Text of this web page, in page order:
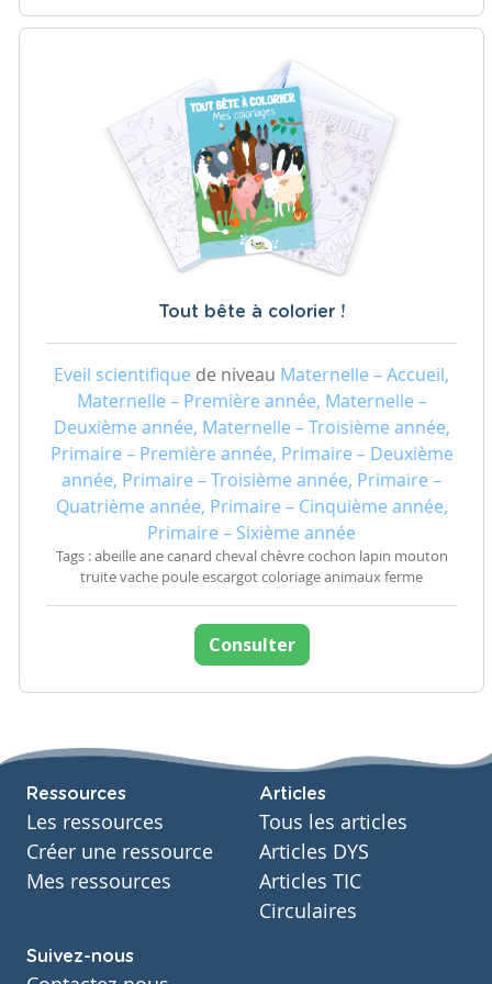
Tout bête à colorier !
Eveil scientifique de niveau Maternelle – Accueil,
Maternelle – Première année, Maternelle –
Deuxième année, Maternelle – Troisième année,
Primaire – Première année, Primaire – Deuxième
année, Primaire – Troisième année, Primaire –
Quatrième année, Primaire – Cinquième année,
Primaire – Sixième année
Tags : abeille ane canard cheval chèvre cochon lapin mouton
truite vache poule escargot coloriage animaux ferme
Consulter
Ressources
Les ressources
Créer une ressource
Mes ressources
Articles
Tous les articles
Articles DYS
Articles TIC
Circulaires
Suivez-nous